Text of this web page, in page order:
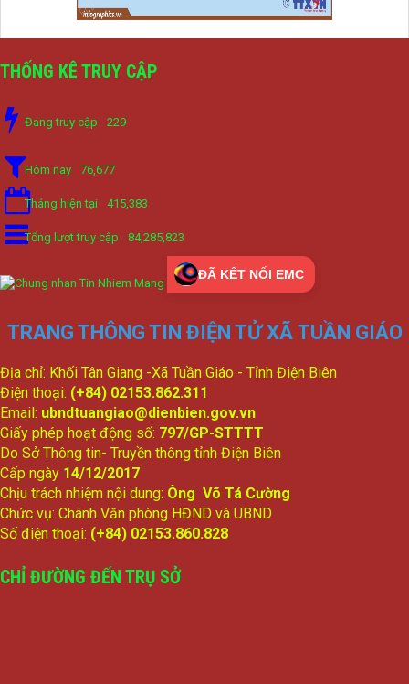
THỐNG KÊ TRUY CẬP
Đang truy cập 229
Hôm nay 76,677
Tháng hiện tại 415,383
Tổng lượt truy cập 84,285,823
ĐÃ KẾT NỐI EMC
TRANG THÔNG TIN ĐIỆN TỬ XÃ TUẦN GIÁO
Địa chỉ: Khối Tân Giang -Xã Tuần Giáo - Tỉnh Điện Biên
Điện thoại: (+84) 02153.862.311
Email: ubndtuangiao@dienbien.gov.vn
Giấy phép hoạt động số: 797/GP-STTTT
Do Sở Thông tin- Truyền thông tỉnh Điện Biên
Cấp ngày 14/12/2017
Chịu trách nhiệm nội dung: Ông Võ Tá Cường
Chức vụ: Chánh Văn phòng HĐND và UBND
Số điện thoại: (+84) 02153.860.828
CHỈ ĐƯỜNG ĐẾN TRỤ SỞ